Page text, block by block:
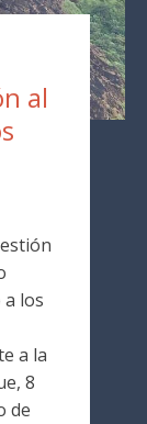
al
los
a la
8
de